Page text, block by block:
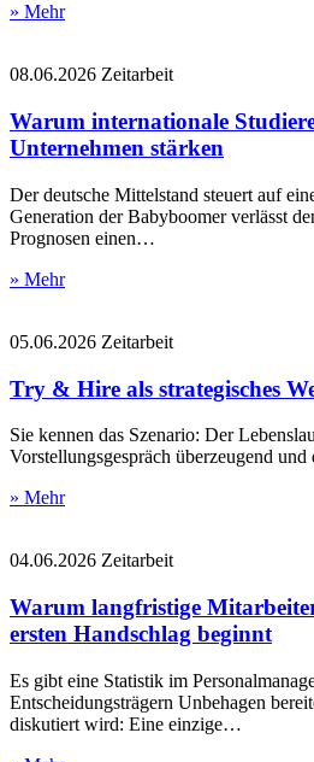
» Mehr
08.06.2026 Zeitarbeit
Warum internationale
Unternehmen stärken
Der deutsche Mittelstand steuert auf
Generation der Babyboomer verlässt
Prognosen einen…
» Mehr
05.06.2026 Zeitarbeit
Try & Hire als strategisches
Sie kennen das Szenario: Der
Vorstellungsgespräch überzeugend
» Mehr
04.06.2026 Zeitarbeit
Warum langfristige
ersten Handschlag beginnt
Es gibt eine Statistik im
Entscheidungsträgern Unbehagen
diskutiert wird: Eine einzige…